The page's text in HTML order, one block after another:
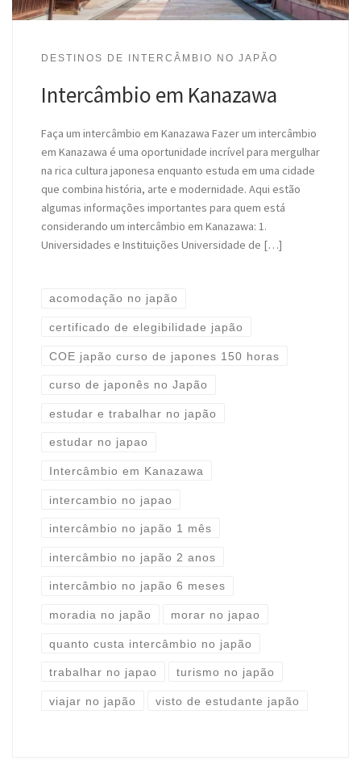
DESTINOS DE INTERCÂMBIO NO JAPÃO
Intercâmbio em Kanazawa
Faça um intercâmbio em Kanazawa Fazer um intercâmbio
em Kanazawa é uma oportunidade incrível para mergulhar
na rica cultura japonesa enquanto estuda em uma cidade
que combina história, arte e modernidade. Aqui estão
algumas informações importantes para quem está
considerando um intercâmbio em Kanazawa: 1.
Universidades e Instituições Universidade de […]
acomodação no japão
certificado de elegibilidade japão
COE japão curso de japones 150 horas
curso de japonês no Japão
estudar e trabalhar no japão
estudar no japao
Intercâmbio em Kanazawa
intercambio no japao
intercâmbio no japão 1 mês
intercâmbio no japão 2 anos
intercâmbio no japão 6 meses
moradia no japão morar no japao
quanto custa intercâmbio no japão
trabalhar no japao turismo no japão
viajar no japão visto de estudante japão